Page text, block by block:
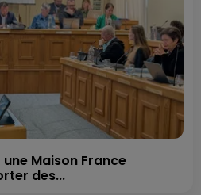
Maison France
des...